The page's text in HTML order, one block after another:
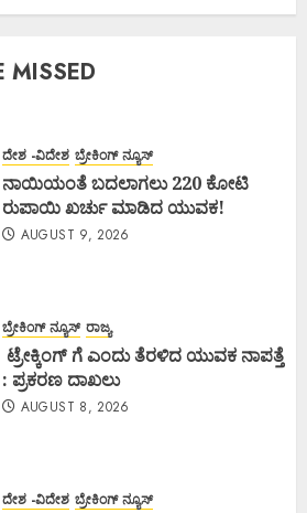
MISSED
ದೇಶ -ವಿದೇಶ ಬ್ರೇಕಿಂಗ್ ನ್ಯೂಸ್
ನಾಯಿಯಂತೆ ಬದಲಾಗಲು 220 ಕೋಟಿ
ರುಪಾಯಿ ಖರ್ಚು ಮಾಡಿದ ಯುವಕ!
AUGUST 9, 2026
ಬ್ರೇಕಿಂಗ್ ನ್ಯೂಸ್ ರಾಜ್ಯ
ಟ್ರೇಕ್ಕಿಂಗ್ ಗೆ ಎಂದು ತೆರಳಿದ ಯುವಕ ನಾಪತ್ತೆ
: ಪ್ರಕರಣ ದಾಖಲು
AUGUST 8, 2026
ದೇಶ -ವಿದೇಶ ಬ್ರೇಕಿಂಗ್ ನ್ಯೂಸ್